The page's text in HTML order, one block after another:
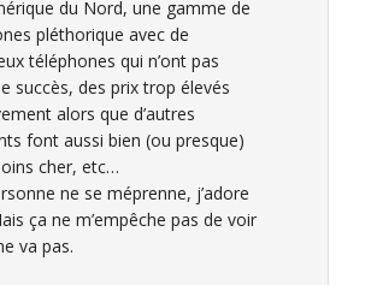
du Nord, une gamme de
pléthorique avec de
téléphones qui n’ont pas
succès, des prix trop élevés
alors que d’autres
font aussi bien (ou presque)
cher, etc…
ne se méprenne, j’adore
ça ne m’empêche pas de voir
va pas.